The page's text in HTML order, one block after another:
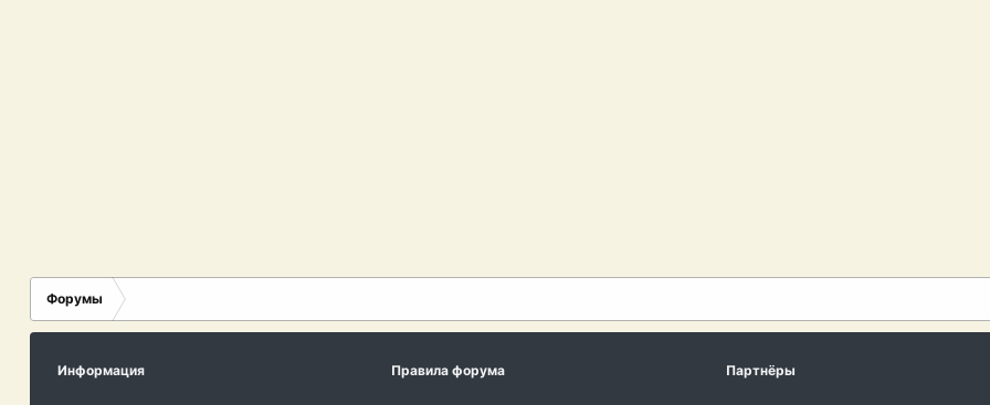
Форумы
Информация Правила форума Партнёры